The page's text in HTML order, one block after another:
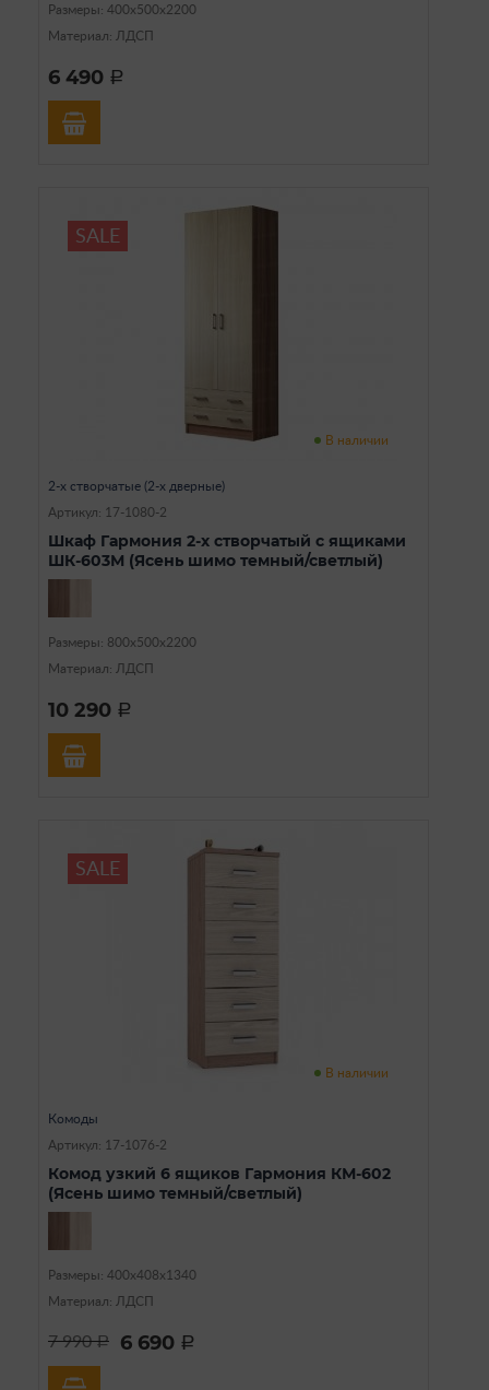
Размеры: 400х500х2200
Материал: ЛДСП
6 490 a
SALE
В наличии
2-х створчатые (2-х дверные)
Артикул: 17-1080-2
Шкаф Гармония 2-х створчатый с ящиками
ШК-603М (Ясень шимо темный/светлый)
Размеры: 800х500х2200
Материал: ЛДСП
10 290 a
SALE
В наличии
Комоды
Артикул: 17-1076-2
Комод узкий 6 ящиков Гармония КМ-602
(Ясень шимо темный/светлый)
Размеры: 400х408х1340
Материал: ЛДСП
7 990a 6 690 a